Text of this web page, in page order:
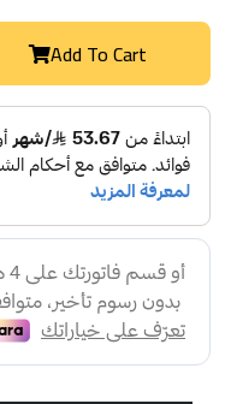
Add To Cart